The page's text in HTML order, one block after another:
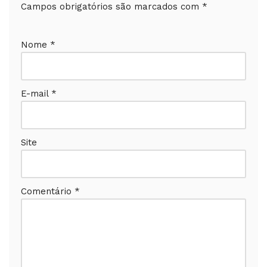
Campos obrigatórios são marcados com *
Nome *
E-mail *
Site
Comentário *